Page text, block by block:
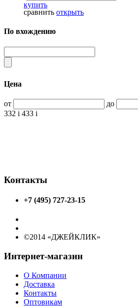
купить
сравнить открыть
По вхождению
Цена
от до
332 i 433 i
Контакты
+7 (495) 727-23-15
©2014 «ДЖЕЙКЛИК»
Интернет-магазин
О Компании
Доставка
Контакты
Оптовикам